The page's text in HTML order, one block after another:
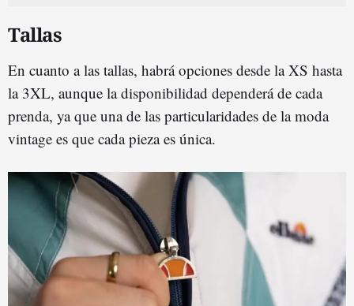
Tallas
En cuanto a las tallas, habrá opciones desde la XS hasta
la 3XL, aunque la disponibilidad dependerá de cada
prenda, ya que una de las particularidades de la moda
vintage es que cada pieza es única.